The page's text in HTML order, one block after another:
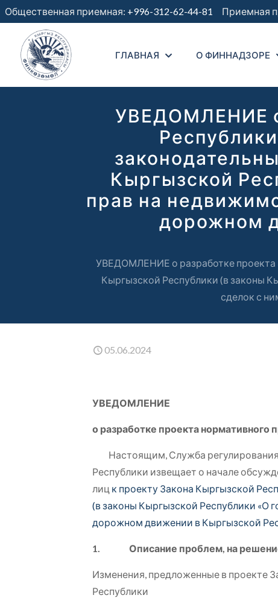
Общественная приемная: +996-312-62-44-81 Приемная
ГЛАВНАЯ О ФИННАДЗОРЕ
УВЕДОМЛЕНИЕ о
Кыргызской
прав на
дорожном
УВЕДОМЛЕНИЕ о разработке проекта
Кыргызской Республики (в законы
сделок с
05.06.2024
УВЕДОМЛЕНИЕ
о разработке проекта нормативного
Настоящим, Служба регулирования
Республики извещает о начале
лиц к проекту Закона Кыргызской
(в законы Кыргызской Республики «О
дорожном движении в Кыргызской
1. Описание проблем, на
Изменения, предложенные в проекте
Республики